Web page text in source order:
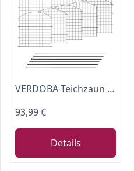
VERDOBA Teichzaun Gartenzaun Komplettset - Metall 10 Zaunelemente - Zaun für den Garten, Gitterzaun Set Oberbogen - für Hunde (10x Oberbogen, Anthrazit - RAL 7016)
93,99 €
Details